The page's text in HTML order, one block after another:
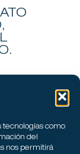
tecnologías como
del
nos permitirá